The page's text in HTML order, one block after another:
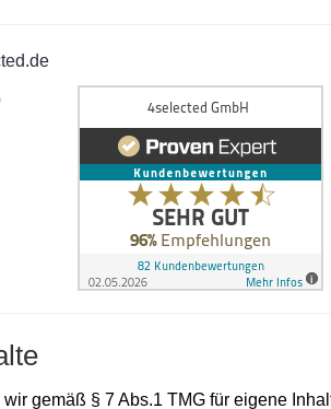
gemäß § 7 Abs.1 TMG für eigene